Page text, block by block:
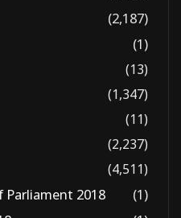
(2,187)
(1)
(13)
(1,347)
(11)
(2,237)
(4,511)
Parliament 2018
(1)